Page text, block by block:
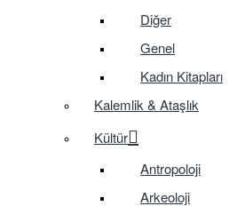
Diğer
Genel
Kadın Kitapları
Kalemlik & Ataşlık
Kültür
Antropoloji
Arkeoloji